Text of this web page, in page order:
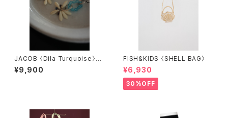
JACOB 〈Dila Turquoise〉5.
5
¥9,900
FISH&KIDS 〈SHELL BAG〉
¥6,930
30%OFF